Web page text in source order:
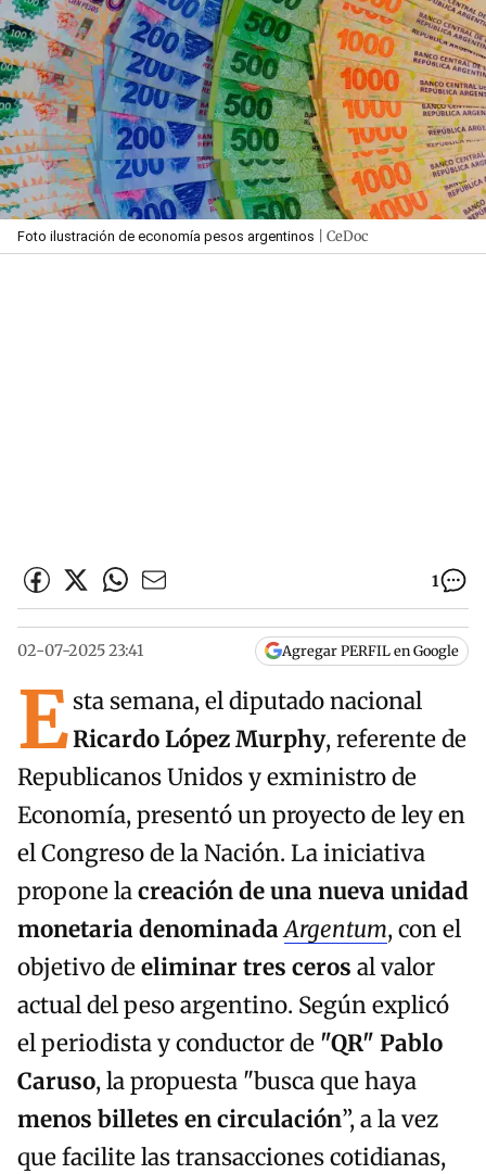
Foto ilustración de economía pesos argentinos | CeDoc
1
02-07-2025 23:41 Agregar PERFIL en Google
Esta semana, el diputado nacional
Ricardo López Murphy, referente de
Republicanos Unidos y exministro de
Economía, presentó un proyecto de ley en
el Congreso de la Nación. La iniciativa
propone lacreación de una nueva unidad
monetariadenominadaArgentum, con el
objetivo deeliminar tres ceros al valor
actual del peso argentino. Según explicó
el periodista y conductor de "QR" Pablo
Caruso, la propuesta "busca que haya
menos billetes en circulación”, a la vez
que facilite las transacciones cotidianas,